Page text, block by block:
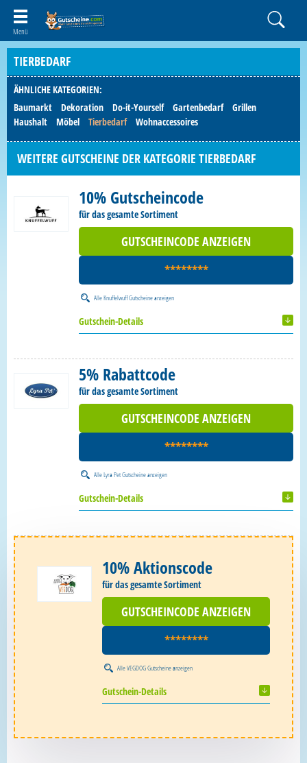
TIERBEDARF
ÄHNLICHE KATEGORIEN:
Baumarkt
Dekoration Do-it-Yourself Gartenbedarf
Grillen
Haushalt
Möbel Tierbedarf Wohnaccessoires
WEITERE GUTSCHEINE DER KATEGORIE TIERBEDARF
10% Gutscheincode
für das gesamte Sortiment
GUTSCHEINCODE ANZEIGEN
********
AlleKnuffelwuff Gutscheineanzeigen
Gutschein-Details
5% Rabattcode
für das gesamte Sortiment
GUTSCHEINCODE ANZEIGEN
********
AlleLyra Pet Gutscheineanzeigen
Gutschein-Details
10% Aktionscode
für das gesamte Sortiment
GUTSCHEINCODE ANZEIGEN
********
AlleVEGDOG Gutscheineanzeigen
Gutschein-Details